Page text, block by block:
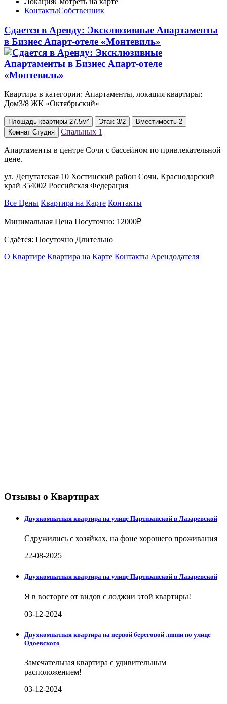
КонтактыСобственник
Сдается в Аренду: Эксклюзивные Апартаменты
в Бизнес Апарт-отеле «Монтевиль»
Квартира в категории: Апартаменты, локация квартиры:
Дом3/8 ЖК «Октябрьский»
Площадь квартиры 27.5м² Этаж 3/2 Вместимость 2
Комнат Студия Спальных 1
Апартаменты в центре Сочи с бассейном по привлекательной
цене.
ул. Депутатская 10 Хостинский район Сочи, Краснодарский
край 354002 Российская Федерация
Все Цены Квартира на Карте Контакты
Минимальная Цена Посуточно: 12000₽
Сдаётся: Посуточно Длительно
О Квартире Квартира на Карте Контакты Арендодателя
Отзывы о Квартирах
Двухкомнатная квартира на улице Партизанской в Лазаревской
Сдружились с хозяйках, на фоне хорошего проживания
22-08-2025
Двухкомнатная квартира на улице Партизанской в Лазаревской
Я в восторге от видов с лоджии этой квартиры!
03-12-2024
Двухкомнатная квартира на первой береговой линии по улице
Одоевского
Замечательная квартира с удивительным
расположением!
03-12-2024